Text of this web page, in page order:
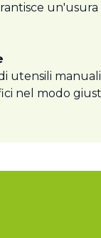
utensili
nel modo